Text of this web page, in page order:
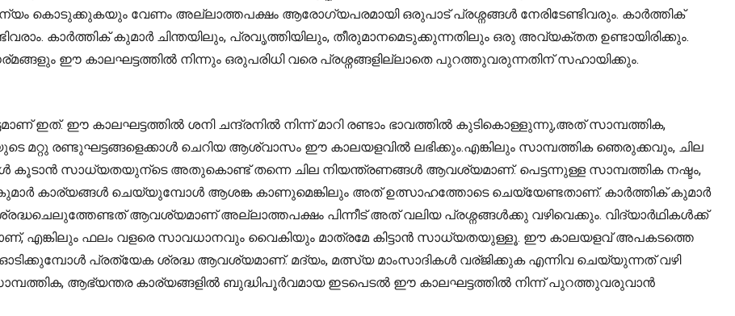
കൊടുക്കുകയും വേണം അല്ലാത്തപക്ഷം ആരോഗ്യപരമായി ഒരുപാട് പ്രശ്നങ്ങൾ നേരിടേണ്ടിവരും. കാർത്തിക്
കാർത്തിക് കുമാർ ചിന്തയിലും, പ്രവൃത്തിയിലും, തീരുമാനമെടുക്കുന്നതിലും ഒരു അവ്യക്തത ഉണ്ടായിരിക്കും.
ഈ കാലഘട്ടത്തിൽ നിന്നും ഒരുപരിധി വരെ പ്രശ്നങ്ങളില്ലാതെ പുറത്തുവരുന്നതിന് സഹായിക്കും.
ഇത്. ഈ കാലഘട്ടത്തിൽ ശനി ചന്ദ്രനിൽ നിന്ന് മാറി രണ്ടാം ഭാവത്തിൽ കുടികൊള്ളുന്നു,അത് സാമ്പത്തിക,
മറ്റു രണ്ടുഘട്ടങ്ങളെക്കാൾ ചെറിയ ആശ്വാസം ഈ കാലയളവിൽ ലഭിക്കും.എങ്കിലും സാമ്പത്തിക ഞെരുക്കവും, ചില
സാധ്യതയുന്ടെ അതുകൊണ്ട് തന്നെ ചില നിയന്ത്രണങ്ങൾ ആവശ്യമാണ്. പെട്ടന്നുള്ള സാമ്പത്തിക നഷ്ടം,
കാര്യങ്ങൾ ചെയ്യുമ്പോൾ ആശങ്ക കാണുമെങ്കിലും അത് ഉത്സാഹത്തോടെ ചെയ്യേണ്ടതാണ്. കാർത്തിക് കുമാർ
ആവശ്യമാണ് അല്ലാത്തപക്ഷം പിന്നീട് അത് വലിയ പ്രശ്നങ്ങൾക്കു വഴിവെക്കും. വിദ്യാർഥികൾക്ക്
എങ്കിലും ഫലം വളരെ സാവധാനവും വൈകിയും മാത്രമേ കിട്ടാൻ സാധ്യതയുള്ളൂ. ഈ കാലയളവ് അപകടത്തെ
പ്രത്യേക ശ്രദ്ധ ആവശ്യമാണ്. മദ്യം, മത്സ്യ മാംസാദികൾ വര്ജിക്കുക എന്നിവ ചെയ്യുന്നത് വഴി
ആഭ്യന്തര കാര്യങ്ങളിൽ ബുദ്ധിപൂർവമായ ഇടപെടൽ ഈ കാലഘട്ടത്തിൽ നിന്ന് പുറത്തുവരുവാൻ